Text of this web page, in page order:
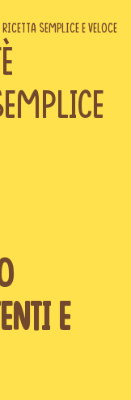
semplice e veloce
e